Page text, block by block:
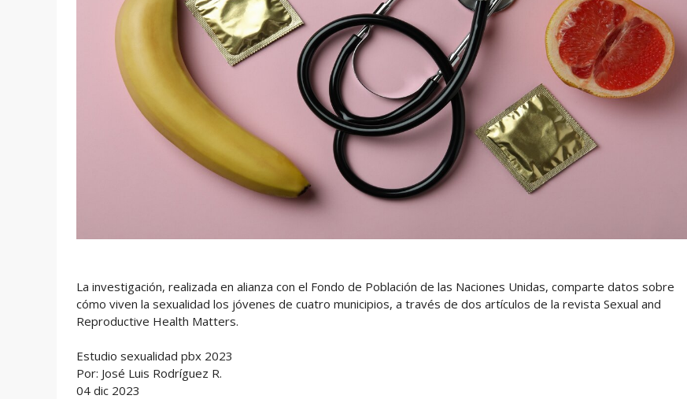
La investigación, realizada en alianza con el Fondo de Población de las Naciones Unidas, comparte datos sobre
cómo viven la sexualidad los jóvenes de cuatro municipios, a través de dos artículos de la revista Sexual and
Reproductive Health Matters.
Estudio sexualidad pbx 2023
Por: José Luis Rodríguez R.
04 dic 2023